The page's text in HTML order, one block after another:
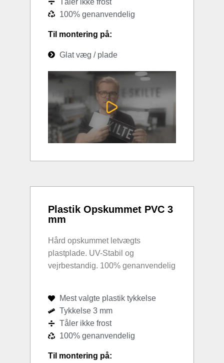
100% genanvendelig
Til montering på:
Glat væg / plade
Plastik Opskummet PVC 3
mm
Hård opskummet letvægts
plastplade. UV-Stabil og
vejrbestandig. 100% genanvendelig
Mest valgte plastik tykkelse
Tykkelse 3 mm
Tåler ikke frost
100% genanvendelig
Til montering på: